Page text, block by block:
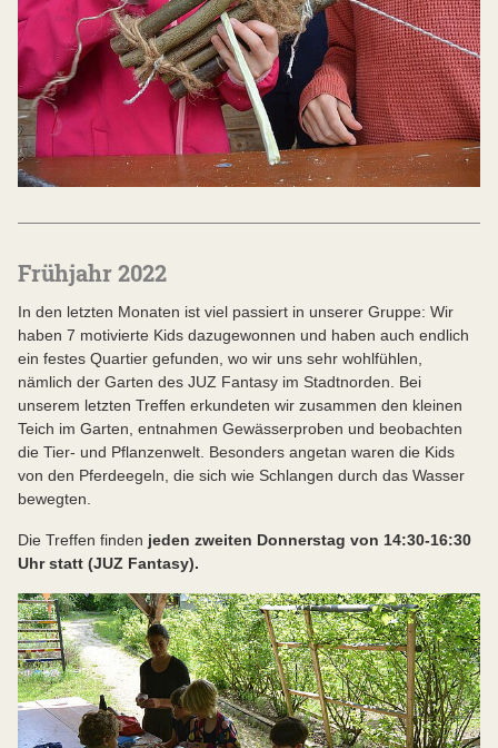
Frühjahr 2022
In den letzten Monaten ist viel passiert in unserer Gruppe: Wir
haben 7 motivierte Kids dazugewonnen und haben auch endlich
ein festes Quartier gefunden, wo wir uns sehr wohlfühlen,
nämlich der Garten des JUZ Fantasy im Stadtnorden. Bei
unserem letzten Treffen erkundeten wir zusammen den kleinen
Teich im Garten, entnahmen Gewässerproben und beobachten
die Tier- und Pflanzenwelt. Besonders angetan waren die Kids
von den Pferdeegeln, die sich wie Schlangen durch das Wasser
bewegten.
Die Treffen finden jeden zweiten Donnerstag von 14:30-16:30
Uhr statt (JUZ Fantasy).